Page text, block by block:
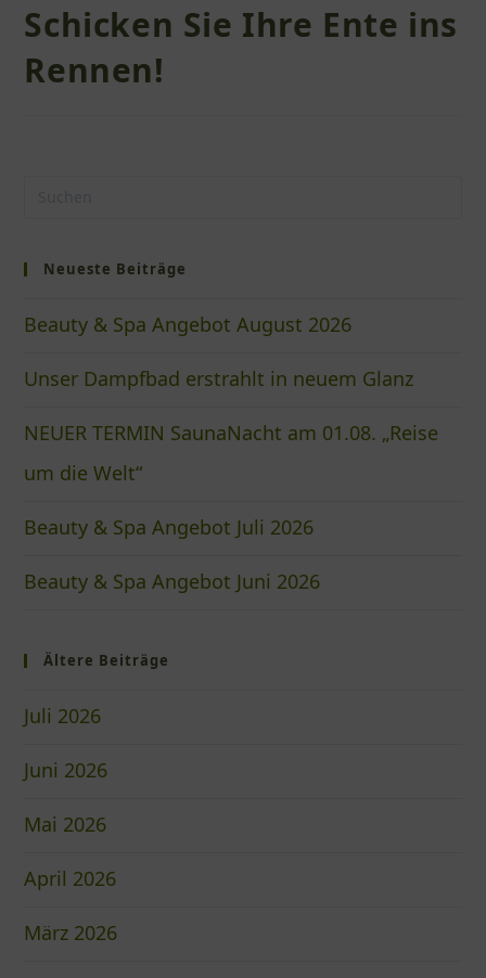
Schicken Sie Ihre Ente ins
Rennen!
Neueste Beiträge
Beauty & Spa Angebot August 2026
Unser Dampfbad erstrahlt in neuem Glanz
NEUER TERMIN SaunaNacht am 01.08. „Reise
um die Welt“
Beauty & Spa Angebot Juli 2026
Beauty & Spa Angebot Juni 2026
Ältere Beiträge
Juli 2026
Juni 2026
Mai 2026
April 2026
März 2026